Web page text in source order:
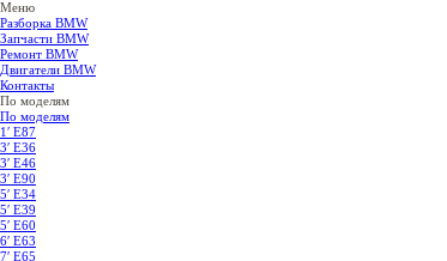
Меню
Разборка BMW
Запчасти BMW
Ремонт BMW
Двигатели BMW
Контакты
По моделям
По моделям
1′ E87
3′ E36
3′ E46
3′ E90
5′ E34
5′ E39
5′ E60
6′ E63
7′ E65